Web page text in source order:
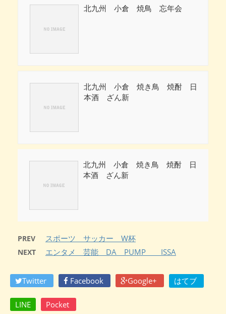
北九州 小倉 焼鳥 忘年会
北九州 小倉 焼き鳥 焼酎 日
本酒 ざん新
北九州 小倉 焼き鳥 焼酎 日
本酒 ざん新
PREV スポーツ サッカー W杯
NEXT エンタメ 芸能 DA PUMP ISSA
Twitter Facebook Google+ はてブ
LINE Pocket